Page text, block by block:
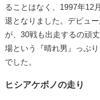
ることはなく、1997年12
退となりました。デビュ
が、30戦も出走するの頑
場という『晴れ男』っぷ
でした。
ヒシアケボノの走り